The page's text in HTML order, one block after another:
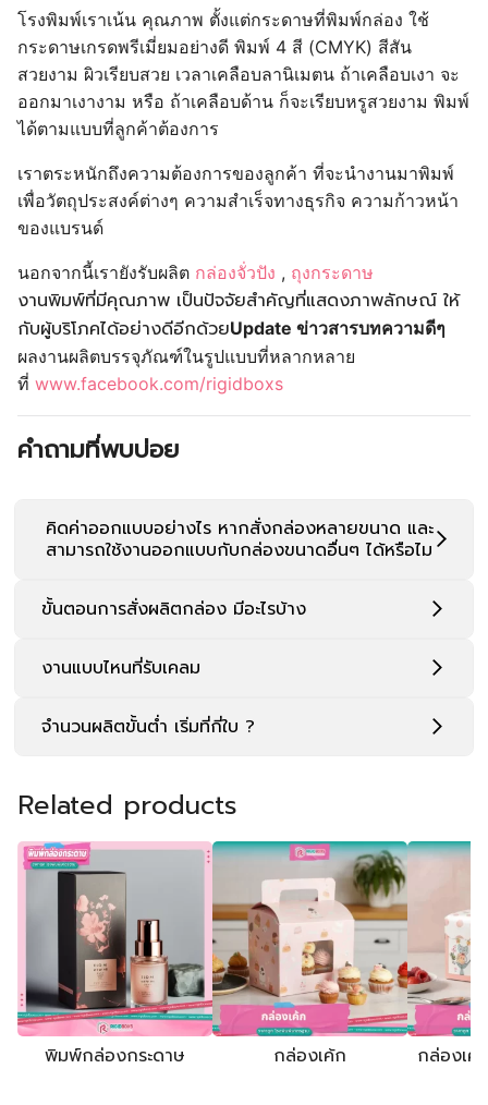
คำถามที่พบบ่อย
คิดค่าออกแบบอย่างไร หากสั่งกล่องหลายขนาด และ
สามารถใช้งานออกแบบกับกล่องขนาดอื่นๆ ได้หรือไม
ขั้นตอนการสั่งผลิตกล่อง มีอะไรบ้าง
งานแบบไหนที่รับเคลม
จำนวนผลิตขั้นต่ำ เริ่มที่กี่ใบ ?
Related products
ริจิดบอกซ์
ผลิตกล่องจั่วปัง ถุงกระดาษ กล่องทูป
222/538 หมู่ที่ 4 ตำบลดอนแก้ว อำเภอแม่ริม จังหวัดเชียงใหม่